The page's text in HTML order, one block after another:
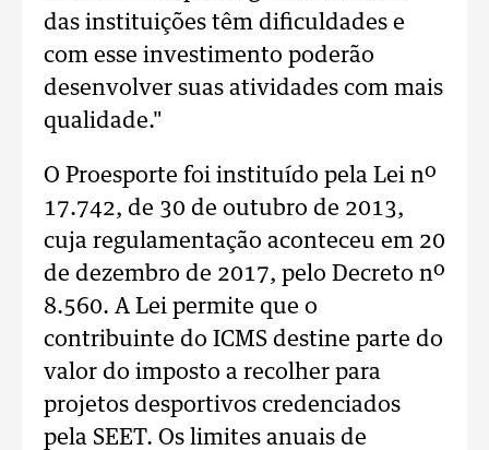
das instituições têm dificuldades e
com esse investimento poderão
desenvolver suas atividades com mais
qualidade."
O Proesporte foi instituído pela Lei nº
17.742, de 30 de outubro de 2013,
cuja regulamentação aconteceu em 20
de dezembro de 2017, pelo Decreto nº
8.560. A Lei permite que o
contribuinte do ICMS destine parte do
valor do imposto a recolher para
projetos desportivos credenciados
pela SEET. Os limites anuais de